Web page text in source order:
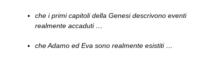
che i primi capitoli della Genesi descrivono eventi
realmente accaduti …
che Adamo ed Eva sono realmente esistiti …